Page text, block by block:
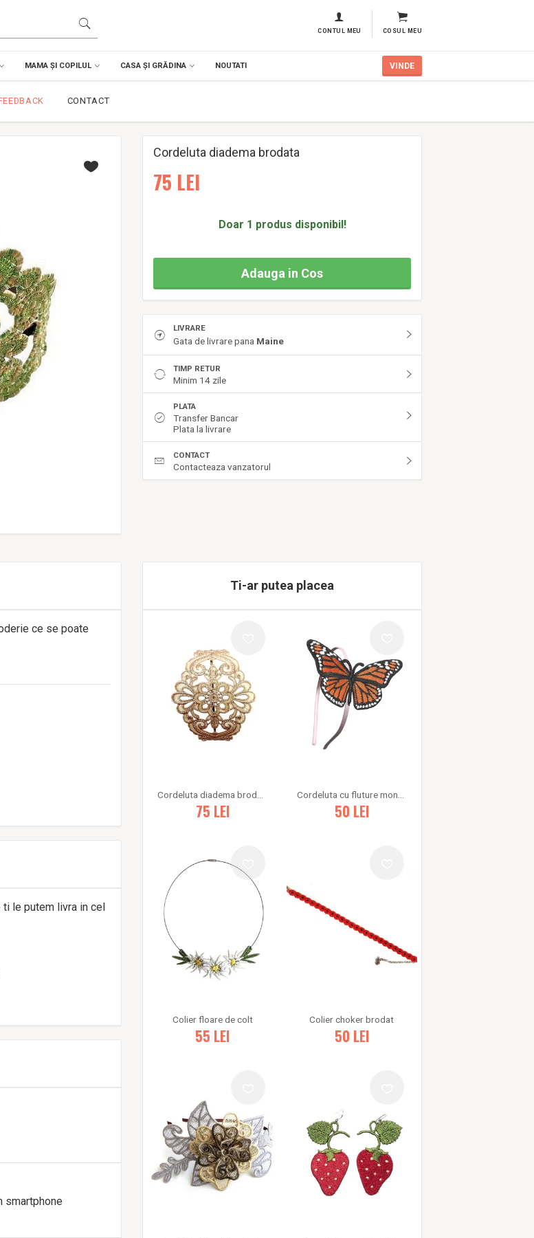
CONTUL MEU COSUL MEU
MAMA ȘI COPILUL CASA ȘI GRĂDINA NOUTATI VINDE
CONTACT
Cordeluta diadema brodata
75 LEI
Doar 1 produs disponibil!
Adauga in Cos
LIVRARE
Gata de livrare pana Maine
TIMP RETUR
Minim 14 zile
PLATA
Transfer Bancar
Plata la livrare
CONTACT
Contacteaza vanzatorul
ce se poate
ti le putem livra in cel
smartphone
Ti-ar putea placea
Cordeluta diadema brodata
75 LEI
Cordeluta cu fluture monarh
50 LEI
Colier floare de colt
55 LEI
Colier choker brodat
50 LEI